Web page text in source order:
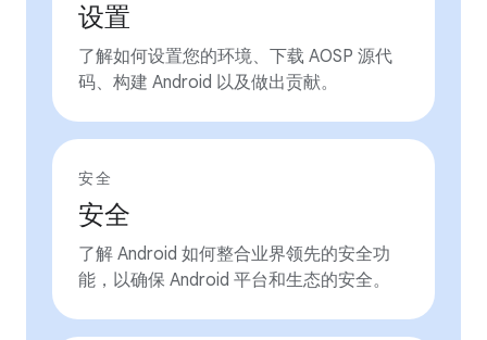
设置
了解如何设置您的环境、下载 AOSP 源代
码、构建 Android 以及做出贡献。
安全
安全
了解 Android 如何整合业界领先的安全功
能，以确保 Android 平台和生态的安全。